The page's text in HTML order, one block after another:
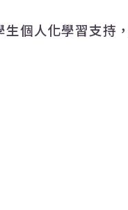
個人化學習支持